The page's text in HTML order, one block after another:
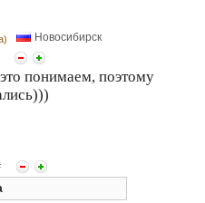
Новосибирск
понимаем, поэтому